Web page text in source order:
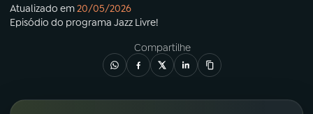
Atualizado em20/05/2026
Episódio do programa Jazz Livre!
Compartilhe